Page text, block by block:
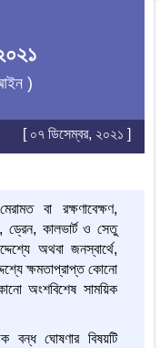
)
[ ০৭ ডিসেম্বর, ২০২১ ]
বা রক্ষণাবেক্ষণ,
ড্রেন, কালভার্ট ও সেতু
অথবা জনস্বার্থে,
ক্ষমতাপ্রাপ্ত কোনো
অংশবিশেষ সাময়িক
বন্ধ ঘোষণার বিষয়টি